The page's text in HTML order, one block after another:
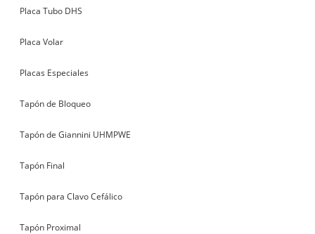
Placa Tubo DHS
Placa Volar
Placas Especiales
Tapón de Bloqueo
Tapón de Giannini UHMPWE
Tapón Final
Tapón para Clavo Cefálico
Tapón Proximal